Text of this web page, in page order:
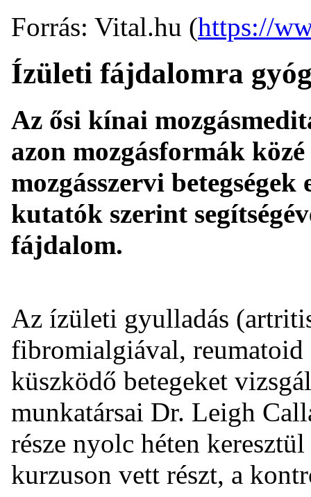
Forrás: Vital.hu (https://
Ízületi fájdalomra
Az ősi kínai
azon mozgásformák
mozgásszervi
kutatók szerint
fájdalom.
Az ízületi gyulladás
fibromialgiával, reumatoid
küszködő betegeket
munkatársai Dr. Leigh
része nyolc héten
kurzuson vett részt, a